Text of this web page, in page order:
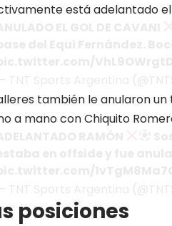
está adelantado el
también le anularon un
a mano con Chiquito
posiciones